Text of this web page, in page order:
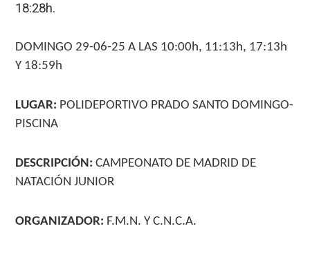
18:28h.
DOMINGO 29-06-25 A LAS 10:00h, 11:13h, 17:13h
Y 18:59h
LUGAR: POLIDEPORTIVO PRADO SANTO DOMINGO-
PISCINA
DESCRIPCIÓN:CAMPEONATO DE MADRID DE
NATACIÓN JUNIOR
ORGANIZADOR: F.M.N. Y C.N.C.A.